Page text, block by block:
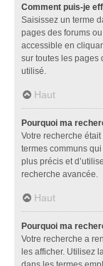
Comment puis-je
Saisissez un terme
pages des forums
accessible en
sur toutes les pages
utilisé.
Haut
Pourquoi ma
Votre recherche
termes communs
plus précis et
recherche avancée.
Haut
Pourquoi ma
Votre recherche a
les afficher. Utilisez